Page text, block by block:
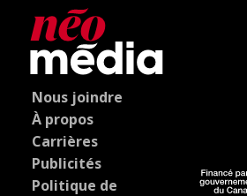
Nous joindre
À propos
Carrières
Publicités
Politique de